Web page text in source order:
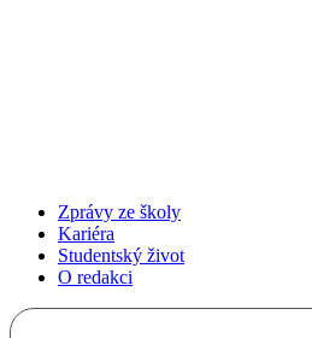
Zprávy ze školy
Kariéra
Studentský život
O redakci